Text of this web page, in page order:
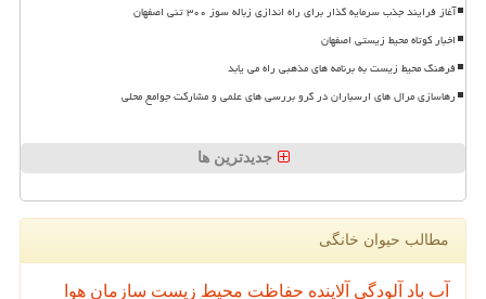
آغاز فرایند جذب سرمایه گذار برای راه اندازی زباله سوز ۳۰۰ تنی اصفهان
اخبار کوتاه محیط زیستی اصفهان
فرهنگ محیط زیست به برنامه های مذهبی راه می یابد
رهاسازی مرال های ارسباران در گرو بررسی های علمی و مشارکت جوامع محلی
جدیدترین ها
مطالب حیوان خانگی
آب باد آلودگی آلاینده حفاظت محیط زیست سازمان هوا